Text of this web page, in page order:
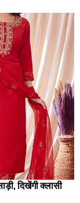
दिखेंगी क्लासी